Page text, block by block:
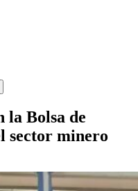
la Bolsa de
sector minero